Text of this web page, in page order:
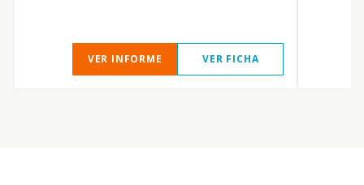
VER INFORME VER FICHA